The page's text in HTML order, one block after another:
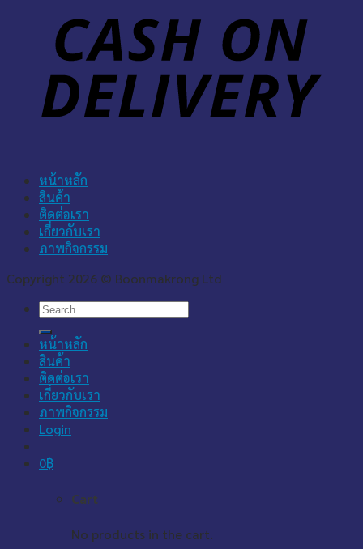
หน้าหลัก
สินค้า
ติดต่อเรา
เกี่ยวกับเรา
ภาพกิจกรรม
Copyright 2026 © Boonmakrong Ltd
Search
หน้าหลัก
สินค้า
ติดต่อเรา
เกี่ยวกับเรา
ภาพกิจกรรม
Login
0฿
Cart
No products in the cart.